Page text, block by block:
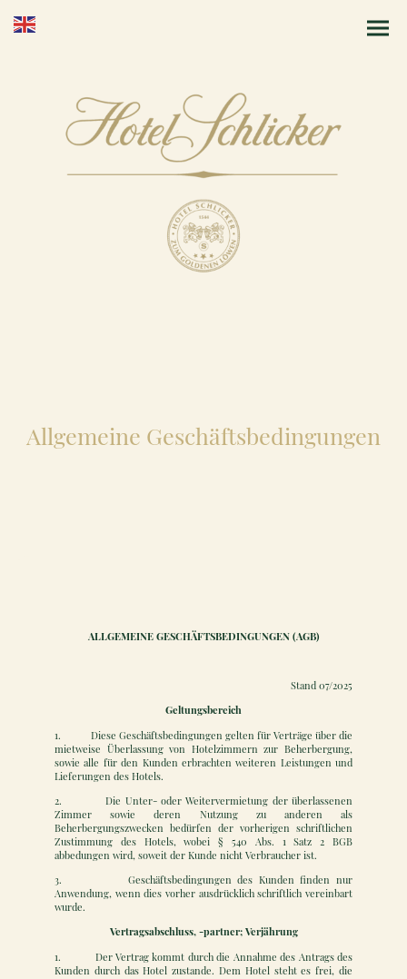
Allgemeine Geschäftsbedingungen
ALLGEMEINE GESCHÄFTSBEDINGUNGEN (AGB)
Stand 07/2025
Geltungsbereich
1. Diese Geschäftsbedingungen gelten für Verträge über die
mietweise Überlassung von Hotelzimmern zur Beherbergung,
sowie alle für den Kunden erbrachten weiteren Leistungen und
Lieferungen des Hotels.
2. Die Unter- oder Weitervermietung der überlassenen
Zimmer sowie deren Nutzung zu anderen als
Beherbergungszwecken bedürfen der vorherigen schriftlichen
Zustimmung des Hotels, wobei § 540 Abs. 1 Satz 2 BGB
abbedungen wird, soweit der Kunde nicht Verbraucher ist.
3. Geschäftsbedingungen des Kunden finden nur
Anwendung, wenn dies vorher ausdrücklich schriftlich vereinbart
wurde.
Vertragsabschluss, -partner; Verjährung
1. Der Vertrag kommt durch die Annahme des Antrags des
Kunden durch das Hotel zustande. Dem Hotel steht es frei, die